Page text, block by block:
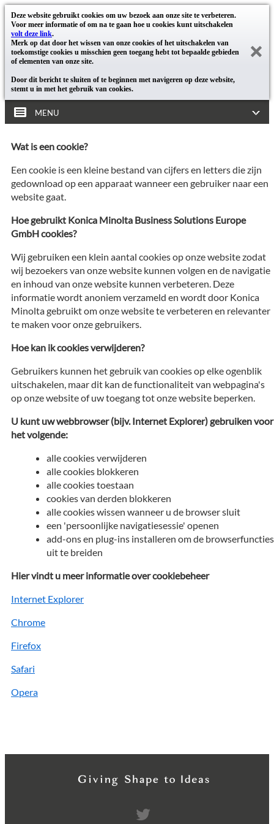
Deze website gebruikt cookies om uw bezoek aan onze site te verbeteren.
Voor meer informatie of om na te gaan hoe u cookies kunt uitschakelen
volt deze link.
Merk op dat door het wissen van onze cookies of het uitschakelen van
toekomstige cookies u misschien geen toegang hebt tot bepaalde gebieden
of elementen van onze site.
Door dit bericht te sluiten of te beginnen met navigeren op deze website,
stemt u in met het gebruik van cookies.
MENU
Wat is een cookie?
Een cookie is een kleine bestand van cijfers en letters die zijn
gedownload op een apparaat wanneer een gebruiker naar een
website gaat.
Hoe gebruikt Konica Minolta Business Solutions Europe
GmbH cookies?
Wij gebruiken een klein aantal cookies op onze website zodat
wij bezoekers van onze website kunnen volgen en de navigatie
en inhoud van onze website kunnen verbeteren. Deze
informatie wordt anoniem verzameld en wordt door Konica
Minolta gebruikt om onze website te verbeteren en relevanter
te maken voor onze gebruikers.
Hoe kan ik cookies verwijderen?
Gebruikers kunnen het gebruik van cookies op elke ogenblik
uitschakelen, maar dit kan de functionaliteit van webpagina's
op onze website of uw toegang tot onze website beperken.
U kunt uw webbrowser (bijv. Internet Explorer) gebruiken voor
het volgende:
alle cookies verwijderen
alle cookies blokkeren
alle cookies toestaan
cookies van derden blokkeren
alle cookies wissen wanneer u de browser sluit
een 'persoonlijke navigatiesessie' openen
add-ons en plug-ins installeren om de browserfuncties
uit te breiden
Hier vindt u meer informatie over cookiebeheer
Internet Explorer
Chrome
Firefox
Safari
Opera